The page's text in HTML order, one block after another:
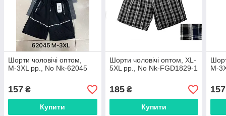
Шорти чоловічі оптом,
М-3XL рр., No Nk-62045
157 ₴
Купити
Шорти чоловічі оптом, XL-
5XL рр., No Nk-FGD1829-1
185₴
Купити
М-
157